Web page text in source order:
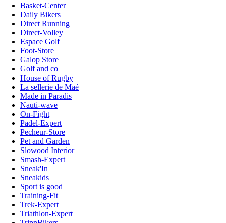
Basket-Center
Daily Bikers
Direct Running
Direct-Volley
Espace Golf
Foot-Store
Galop Store
Golf and co
House of Rugby
La sellerie de Maé
Made in Paradis
Nauti-wave
On-Fight
Padel-Expert
Pecheur-Store
Pet and Garden
Slowood Interior
Smash-Expert
Sneak'In
Sneakids
Sport is good
Training-Fit
Trek-Expert
Triathlon-Expert